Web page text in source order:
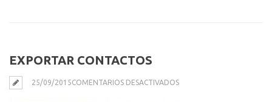
EXPORTAR CONTACTOS
25/09/2015COMENTARIOS DESACTIVADOSEN